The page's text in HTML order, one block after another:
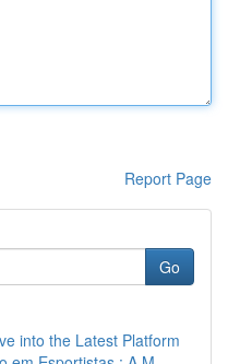
Report Page
Go
into the Latest Platform